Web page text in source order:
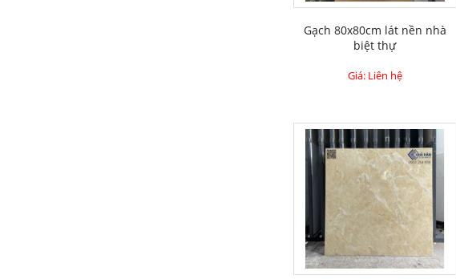
Gạch 80x80cm lát nền nhà
biệt thự
Giá: Liên hệ